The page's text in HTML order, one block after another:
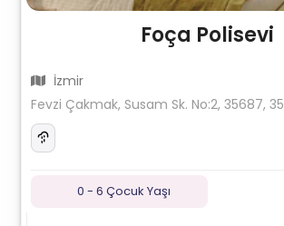
Foça Polisevi
İzmir
Fevzi Çakmak, Susam Sk. No:2, 35687,
0 - 6 Çocuk Yaşı